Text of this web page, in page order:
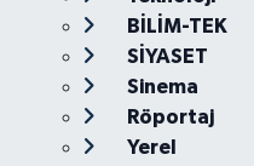
BİLİM-TEK
SİYASET
Sinema
Röportaj
Yerel